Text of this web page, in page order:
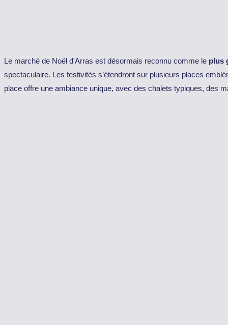
Le marché de Noël d'Arras est désormais reconnu comme le plus
spectaculaire. Les festivités s’étendront sur plusieurs places
place offre une ambiance unique, avec des chalets typiques, des